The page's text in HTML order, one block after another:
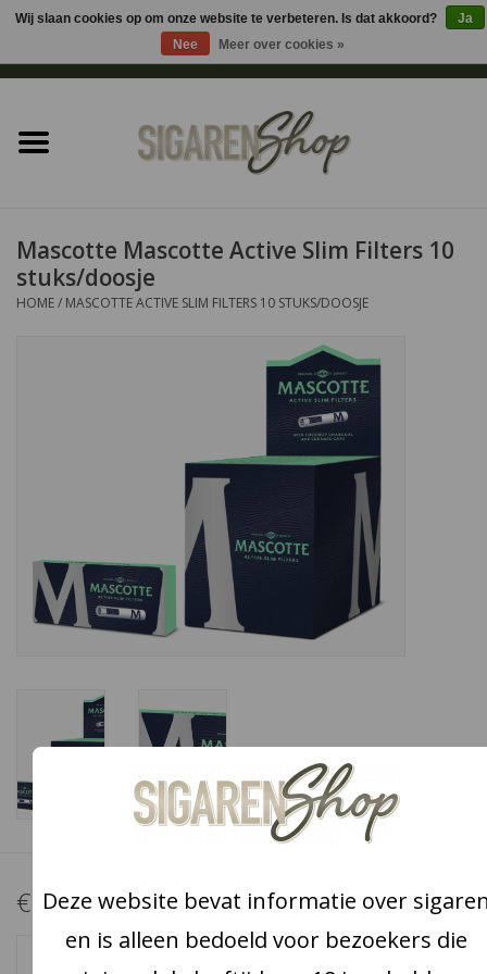
Sigaren accessoires
Shag accessoires
Aanbiedingen
Mascotte Mascotte Active Slim Filters 10
stuks/doosje
HOME/ MASCOTTE ACTIVE SLIM FILTERS 10 STUKS/DOOSJE
€1,89
+
Wij slaan cookies op om onze website te verbeteren. Is dat akkoord?
Ja
Nee
Meer over cookies »
Deze website bevat informatie over
en is alleen bedoeld voor bezoekers die